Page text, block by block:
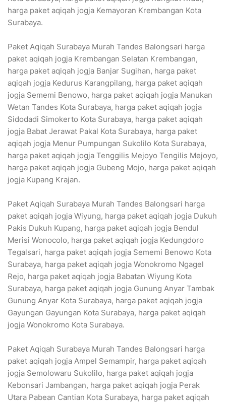
harga paket aqiqah jogja Kemayoran Krembangan Kota
Surabaya.
Paket Aqiqah Surabaya Murah Tandes Balongsari harga
paket aqiqah jogja Krembangan Selatan Krembangan,
harga paket aqiqah jogja Banjar Sugihan, harga paket
aqiqah jogja Kedurus Karangpilang, harga paket aqiqah
jogja Sememi Benowo, harga paket aqiqah jogja Manukan
Wetan Tandes Kota Surabaya, harga paket aqiqah jogja
Sidodadi Simokerto Kota Surabaya, harga paket aqiqah
jogja Babat Jerawat Pakal Kota Surabaya, harga paket
aqiqah jogja Menur Pumpungan Sukolilo Kota Surabaya,
harga paket aqiqah jogja Tenggilis Mejoyo Tengilis Mejoyo,
harga paket aqiqah jogja Gubeng Mojo, harga paket aqiqah
jogja Kupang Krajan.
Paket Aqiqah Surabaya Murah Tandes Balongsari harga
paket aqiqah jogja Wiyung, harga paket aqiqah jogja Dukuh
Pakis Dukuh Kupang, harga paket aqiqah jogja Bendul
Merisi Wonocolo, harga paket aqiqah jogja Kedungdoro
Tegalsari, harga paket aqiqah jogja Sememi Benowo Kota
Surabaya, harga paket aqiqah jogja Wonokromo Ngagel
Rejo, harga paket aqiqah jogja Babatan Wiyung Kota
Surabaya, harga paket aqiqah jogja Gunung Anyar Tambak
Gunung Anyar Kota Surabaya, harga paket aqiqah jogja
Gayungan Gayungan Kota Surabaya, harga paket aqiqah
jogja Wonokromo Kota Surabaya.
Paket Aqiqah Surabaya Murah Tandes Balongsari harga
paket aqiqah jogja Ampel Semampir, harga paket aqiqah
jogja Semolowaru Sukolilo, harga paket aqiqah jogja
Kebonsari Jambangan, harga paket aqiqah jogja Perak
Utara Pabean Cantian Kota Surabaya, harga paket aqiqah